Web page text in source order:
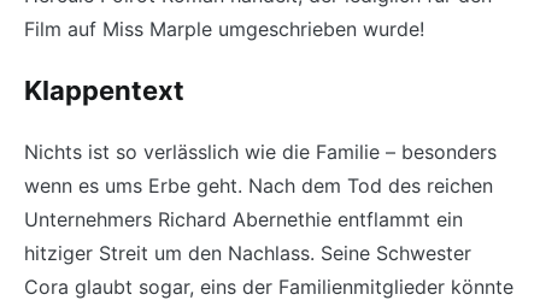
Film auf Miss Marple umgeschrieben wurde!
Klappentext
Nichts ist so verlässlich wie die Familie – besonders
wenn es ums Erbe geht. Nach dem Tod des reichen
Unternehmers Richard Abernethie entflammt ein
hitziger Streit um den Nachlass. Seine Schwester
Cora glaubt sogar, eins der Familienmitglieder könnte